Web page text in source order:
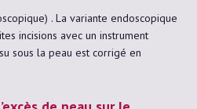
. La variante endoscopique
incisions avec un instrument
sous la peau est corrigé en